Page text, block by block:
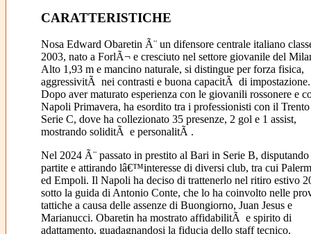
CARATTERISTICHE
Nosa Edward Obaretin Ã¨ un difensore centrale italiano
2003, nato a ForlÃ¬ e cresciuto nel settore giovanile del
Alto 1,93 m e mancino naturale, si distingue per forza fisica,
aggressivitÃ nei contrasti e buona capacitÃ di impostazione.
Dopo aver maturato esperienza con le giovanili rossonere e
Napoli Primavera, ha esordito tra i professionisti con il
Serie C, dove ha collezionato 35 presenze, 2 gol e 1 assist,
mostrando soliditÃ e personalitÃ .
Nel 2024 Ã¨ passato in prestito al Bari in Serie B, disputando
partite e attirando lâ€™interesse di diversi club, tra cui
ed Empoli. Il Napoli ha deciso di trattenerlo nel ritiro estivo
sotto la guida di Antonio Conte, che lo ha coinvolto nelle
tattiche a causa delle assenze di Buongiorno, Juan Jesus e
Marianucci. Obaretin ha mostrato affidabilitÃ e spirito di
adattamento, guadagnandosi la fiducia dello staff tecnico.